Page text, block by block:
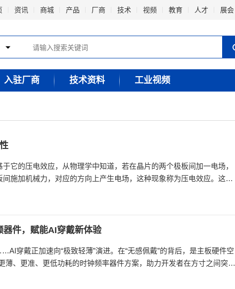
资讯 商城 产品 厂商 技术 视频 教育 人才 展会
入驻厂商 技术资料 工业视频
它的压电效应，从物理学中知道，若在晶片的两个极板间加一电场，
施加机械力，对应的方向上产生电场，这种现象称为压电效应。这些
件，赋能AI穿戴新体验
穿戴正加速向“极致轻薄”演进。在“无感佩戴”的背后，是主板硬件空
薄、更准、更低功耗的时钟频率器件方案，助力开发者在方寸之间突破